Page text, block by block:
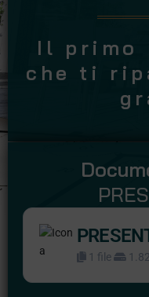
Il primo
che ti
1 file